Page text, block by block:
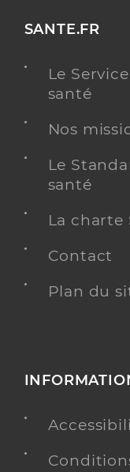
SANTE.FR
Le
santé
Nos
Le
santé
La charte
Contact
Plan du